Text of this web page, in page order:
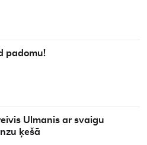
padomu!
Ulmanis ar svaigu
ķešā